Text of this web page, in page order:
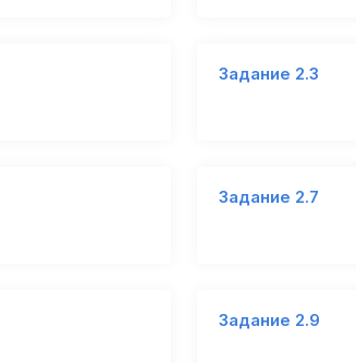
Задание 2.3
Задание 2.7
Задание 2.9